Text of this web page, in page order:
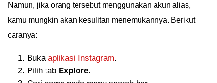
Namun, jika orang tersebut menggunakan akun alias,
kamu mungkin akan kesulitan menemukannya. Berikut
caranya:
Buka aplikasi Instagram.
Pilih tab Explore.